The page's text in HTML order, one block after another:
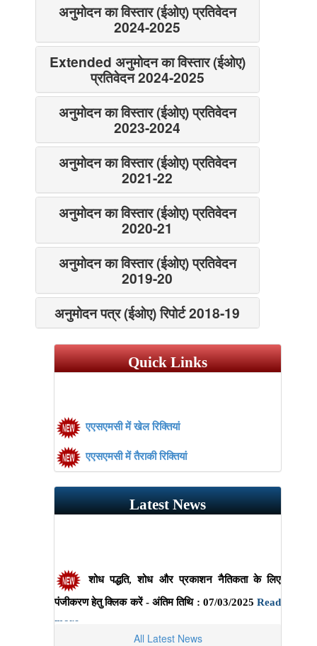
अनुमोदन का विस्तार (ईओए) प्रतिवेदन
2024-2025
Extended अनुमोदन का विस्तार (ईओए)
प्रतिवेदन 2024-2025
अनुमोदन का विस्तार (ईओए) प्रतिवेदन
2023-2024
अनुमोदन का विस्तार (ईओए) प्रतिवेदन
2021-22
अनुमोदन का विस्तार (ईओए) प्रतिवेदन
2020-21
अनुमोदन का विस्तार (ईओए) प्रतिवेदन
2019-20
अनुमोदन पत्र (ईओए) रिपोर्ट 2018-19
Quick Links
एएसएमसी में खेल रिक्तियां
एएसएमसी में तैराकी रिक्तियां
स्टार्ट-अप प्री-इनक्यूबेशन प्रोग्राम पर रिपोर्ट: सह-
Latest News
शोध पद्धति, शोध और प्रकाशन नैतिकता के लिए
पंजीकरण हेतु क्लिक करें - अंतिम तिथि : 07/03/2025 Read
more..
All Latest News